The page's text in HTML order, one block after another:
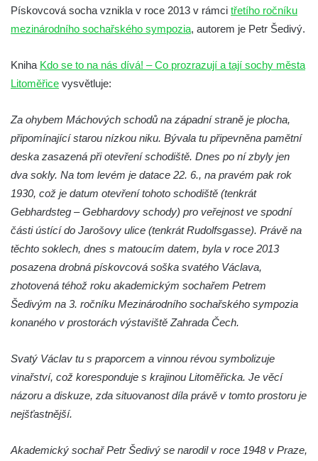
Socha Mamutí lebka v ZOO Hluboká
Socha Mamut srstnatý v ZOO Hluboká
Socha Vydry si hrají v ZOO Hluboká
Socha Matka příroda v ZOO Hluboká
Socha Lišky v ZOO Hluboká
Socha Kudlanka v ZOO Hluboká
Socha Vlčice s mládětem v ZOO Hluboká
Socha Rys číhající na srnu v ZOO Hluboká
Socha Orlice v ZOO Hluboká
Socha Tygr v ZOO Hluboká
Socha Želva v ZOO Hluboká
Socha Včela v ZOO Hluboká
Socha Nosorožík v ZOO Hluboká
Socha Rosomák v ZOO Hluboká
Socha Volavka v ZOO Hluboká
Pískovcová socha vznikla v roce 2013 v rámci třetího ročníku
mezinárodního sochařského sympozia, autorem je Petr Šedivý.
Kniha Kdo se to na nás dívá! – Co prozrazují a tají sochy města
Litoměřice vysvětluje:
Za ohybem Máchových schodů na západní straně je plocha,
připomínající starou nízkou niku. Bývala tu připevněna pamětní
deska zasazená při otevření schodiště. Dnes po ní zbyly jen
dva sokly. Na tom levém je datace 22. 6., na pravém pak rok
1930, což je datum otevření tohoto schodiště (tenkrát
Gebhardsteg – Gebhardovy schody) pro veřejnost ve spodní
části ústící do Jarošovy ulice (tenkrát Rudolfsgasse). Právě na
těchto soklech, dnes s matoucím datem, byla v roce 2013
posazena drobná pískovcová soška svatého Václava,
zhotovená téhož roku akademickým sochařem Petrem
Šedivým na 3. ročníku Mezinárodního sochařského sympozia
konaného v prostorách výstaviště Zahrada Čech.
Svatý Václav tu s praporcem a vinnou révou symbolizuje
vinařství, což koresponduje s krajinou Litoměřicka. Je věcí
názoru a diskuze, zda situovanost díla právě v tomto prostoru je
nejšťastnější.
Akademický sochař Petr Šedivý se narodil v roce 1948 v Praze,